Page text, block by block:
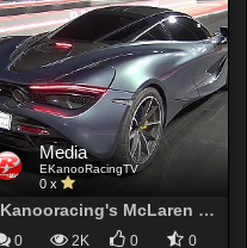
Media
EKanooRacingTV
0 x
EKanooracing's McLaren 720S Sets A New World Record 8.92@253KM/H (157MPH)
0 2K 0 0